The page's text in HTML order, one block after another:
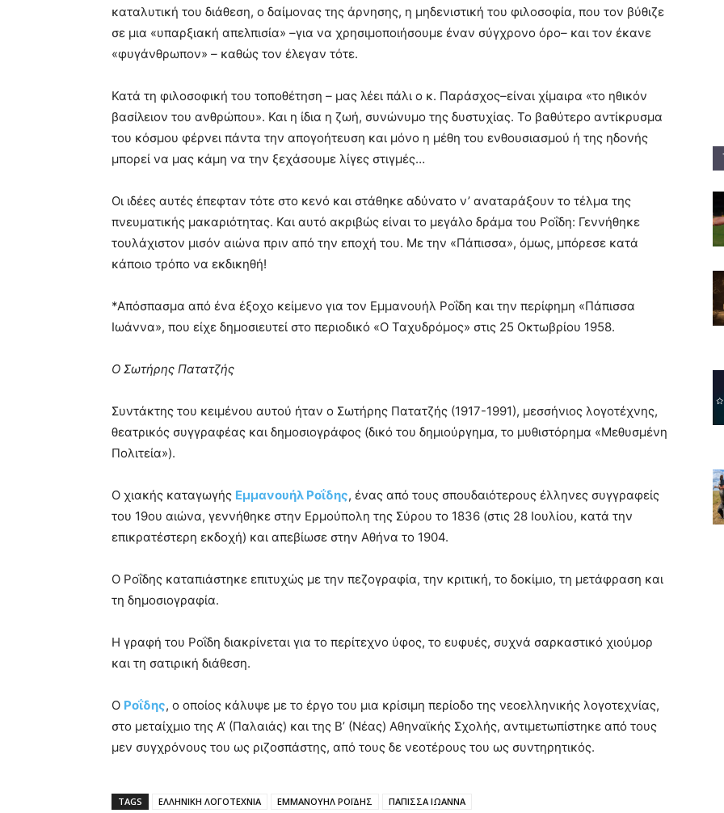
καταλυτική του διάθεση, ο δαίμονας της άρνησης, η μηδενιστική του φιλοσοφία, που τον βύθιζε
σε μια «υπαρξιακή απελπισία» –για να χρησιμοποιήσουμε έναν σύγχρονο όρο– και τον έκανε
«φυγάνθρωπον» – καθώς τον έλεγαν τότε.
Κατά τη φιλοσοφική του τοποθέτηση – μας λέει πάλι ο κ. Παράσχος–είναι χίμαιρα «το ηθικόν
βασίλειον του ανθρώπου». Και η ίδια η ζωή, συνώνυμο της δυστυχίας. Το βαθύτερο αντίκρυσμα
του κόσμου φέρνει πάντα την απογοήτευση και μόνο η μέθη του ενθουσιασμού ή της ηδονής
μπορεί να μας κάμη να την ξεχάσουμε λίγες στιγμές…
Οι ιδέες αυτές έπεφταν τότε στο κενό και στάθηκε αδύνατο ν’ αναταράξουν το τέλμα της
πνευματικής μακαριότητας. Και αυτό ακριβώς είναι το μεγάλο δράμα του Ροΐδη: Γεννήθηκε
τουλάχιστον μισόν αιώνα πριν από την εποχή του. Με την «Πάπισσα», όμως, μπόρεσε κατά
κάποιο τρόπο να εκδικηθή!
*Απόσπασμα από ένα έξοχο κείμενο για τον Εμμανουήλ Ροΐδη και την περίφημη «Πάπισσα
Ιωάννα», που είχε δημοσιευτεί στο περιοδικό «Ο Ταχυδρόμος» στις 25 Οκτωβρίου 1958.
Ο Σωτήρης Πατατζής
Συντάκτης του κειμένου αυτού ήταν ο Σωτήρης Πατατζής (1917-1991), μεσσήνιος λογοτέχνης,
θεατρικός συγγραφέας και δημοσιογράφος (δικό του δημιούργημα, το μυθιστόρημα «Μεθυσμένη
Πολιτεία»).
Ο χιακής καταγωγής Εμμανουήλ Ροΐδης, ένας από τους σπουδαιότερους έλληνες συγγραφείς
του 19ου αιώνα, γεννήθηκε στην Ερμούπολη της Σύρου το 1836 (στις 28 Ιουλίου, κατά την
επικρατέστερη εκδοχή) και απεβίωσε στην Αθήνα το 1904.
Ο Ροΐδης καταπιάστηκε επιτυχώς με την πεζογραφία, την κριτική, το δοκίμιο, τη μετάφραση και
τη δημοσιογραφία.
Η γραφή του Ροΐδη διακρίνεται για το περίτεχνο ύφος, το ευφυές, συχνά σαρκαστικό χιούμορ
και τη σατιρική διάθεση.
Ο Ροΐδης, ο οποίος κάλυψε με το έργο του μια κρίσιμη περίοδο της νεοελληνικής λογοτεχνίας,
στο μεταίχμιο της Α’ (Παλαιάς) και της Β’ (Νέας) Αθηναϊκής Σχολής, αντιμετωπίστηκε από τους
μεν συγχρόνους του ως ριζοσπάστης, από τους δε νεοτέρους του ως συντηρητικός.
TAGS ΕΛΛΗΝΙΚΗ ΛΟΓΟΤΕΧΝΙΑ ΕΜΜΑΝΟΥΗΛ ΡΟΪΔΗΣ ΠΑΠΙΣΣΑ ΙΩΑΝΝΑ